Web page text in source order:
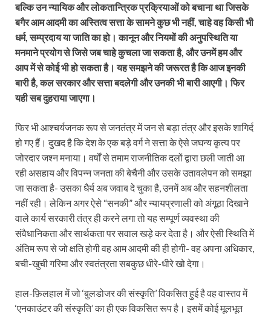
बल्कि उन न्यायिक और लोकतान्त्रिक प्रक्रियाओं को बचाना था जिसके
बगैर आम आदमी का अस्तित्व सत्ता के सामने कुछ भी नहीं, चाहे वह किसी भी
धर्म, सम्प्रदाय या जाति का हो। कानून और नियमों की अनुपस्थिति या
मनमाने प्रयोग से जिसे जब चाहे कुचला जा सकता है, और उनमें हम और
आप में से कोई भी हो सकता है। यह समझने की जरूरत है कि आज इनकी
बारी है, कल सरकार और सत्ता बदलेगी और उनकी भी बारी आएगी। फिर
यही सब दुहराया जाएगा।
फिर भी आश्चर्यजनक रूप से जनतंत्र में जन से बड़ा तंत्र और इसके शागिर्द
हो गए हैं। दुखद है कि देश के एक बड़े वर्ग ने सत्ता के ऐसे जघन्य कृत्य पर
जोरदार जश्न मनाया। वर्षों से तमाम राजनीतिक दलों द्वारा छली जाती आ
रही असहाय और विपन्न जनता की बेचैनी और उसके उतावलेपन को समझा
जा सकता है- उसका धैर्य अब जवाब दे चुका है, उनमें अब और सहनशीलता
नहीं रही। लेकिन अगर ऐसे “सनकी” और न्यायप्रणाली को अंगूठा दिखाने
वाले कार्य सरकारी तंत्र ही करने लगा तो यह सम्पूर्ण व्यवस्था की
संवैधानिकता और सार्थकता पर सवाल खड़े कर देता है। और ऐसी स्थिति में
अंतिम रूप से जो क्षति होगी वह आम आदमी की ही होगी- वह अपना अधिकार,
बची-खुची गरिमा और स्वतंत्रता सबकुछ धीरे-धीरे खो देगा।
हाल-फ़िलहाल में जो ‘बुलडोजर की संस्कृति’ विकसित हुई है वह वास्तव में
‘एनकाउंटर की संस्कृति’ का ही एक विकसित रूप है। इसमें कोई मूलभूत